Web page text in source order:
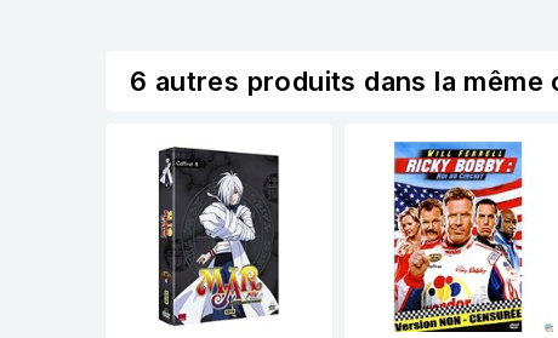
6 autres produits dans la même